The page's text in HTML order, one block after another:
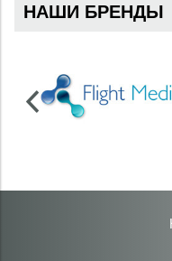
НАШИ БРЕНДЫ